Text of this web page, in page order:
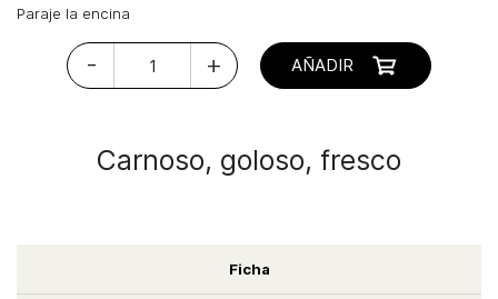
Paraje la encina
- + AÑADIR
Carnoso, goloso, fresco
Ficha